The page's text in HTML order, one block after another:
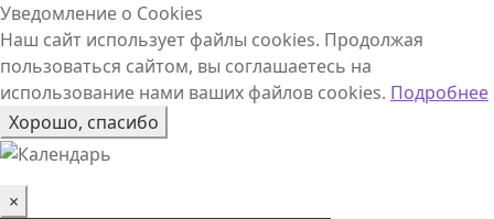
Уведомление о Cookies
Наш сайт использует файлы cookies. Продолжая
пользоваться сайтом, вы соглашаетесь на
использование нами ваших файлов cookies. Подробнее
Хорошо, спасибо
×